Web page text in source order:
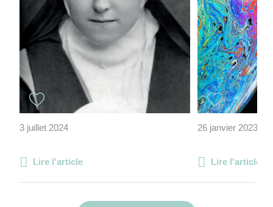
3 juillet 2024
Lire l'article
26 janvier 2023
Lire l'article